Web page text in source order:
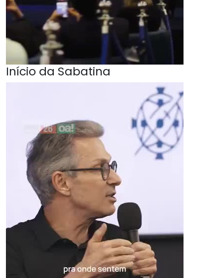
Início da Sabatina